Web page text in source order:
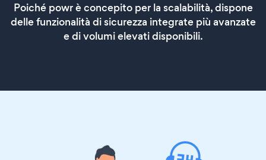
Poiché powr è concepito per la scalabilità, dispone
delle funzionalità di sicurezza integrate più avanzate
e di volumi elevati disponibili.